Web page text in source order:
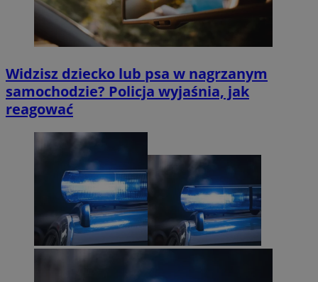
Widzisz dziecko lub psa w nagrzanym
samochodzie? Policja wyjaśnia, jak
reagować